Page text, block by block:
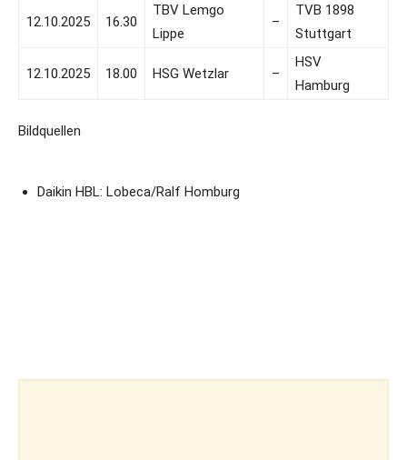
12.10.2025 16.30
TBV Lemgo
Lippe
–
TVB 1898
Stuttgart
12.10.2025 18.00 HSG Wetzlar –
HSV
Hamburg
Bildquellen
Daikin HBL: Lobeca/Ralf Homburg